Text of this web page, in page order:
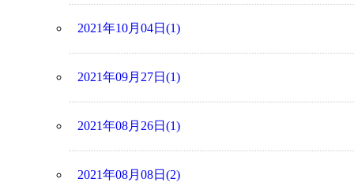
2021年10月04日(1)
2021年09月27日(1)
2021年08月26日(1)
2021年08月08日(2)